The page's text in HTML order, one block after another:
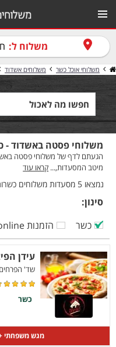
משלוח ל:
משלוחי אוכל כשר משלוחים אשדוד
משלוחי פסטה באשדוד -
הגעתם לדף של משלוחי פסטה
מיטב המסעדות,... קראו עוד
נמצאו 5 מסעדות משלוחים כשרות של פסטה באשדוד
סינון:
כשר
הזמנות online
עידן
שד' הפרחים 20,
כשר
מגש משפחתי